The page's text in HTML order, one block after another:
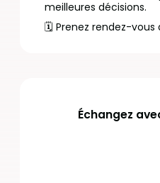
meilleures décisions.
🗓️ Prenez rendez-
Échangez